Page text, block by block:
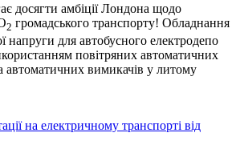
досягти амбіції Лондона щодо
2 громадського транспорту! Обладнання
напруги для автобусного електродепо
повітряних автоматичних
автоматичних вимикачів у литому